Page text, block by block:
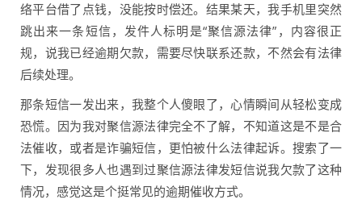
络平台借了点钱，没能按时偿还。结果某天，我手机里突然
跳出来一条短信，发件人标明是“聚信源法律”，内容很正
规，说我已经逾期欠款，需要尽快联系还款，不然会有法律
后续处理。
那条短信一发出来，我整个人傻眼了，心情瞬间从轻松变成
恐慌。因为我对聚信源法律完全不了解，不知道这是不是合
法催收，或者是诈骗短信，更怕被什么法律起诉。搜索了一
下，发现很多人也遇到过聚信源法律发短信说我欠款了这种
情况，感觉这是个挺常见的逾期催收方式。